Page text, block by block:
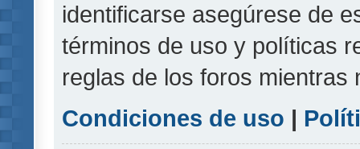
identificarse asegúrese de
términos de uso y políticas
reglas de los foros mientras
Condiciones de uso |